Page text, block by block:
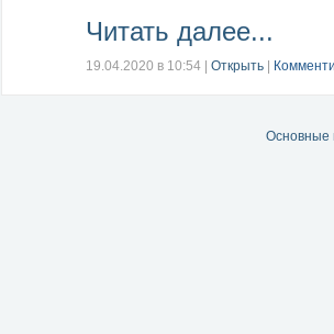
Читать далее...
19.04.2020 в 10:54 | Открыть |
Основные